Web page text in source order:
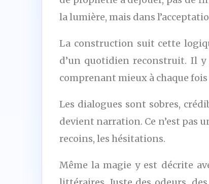
la lumière, mais dans
La construction suit cette
d’un quotidien reconstruit. Il y
comprenant mieux à chaque
Les dialogues sont sobres,
devient narration. Ce n’est pas
recoins, les hésitations.
Même la magie y est décrite